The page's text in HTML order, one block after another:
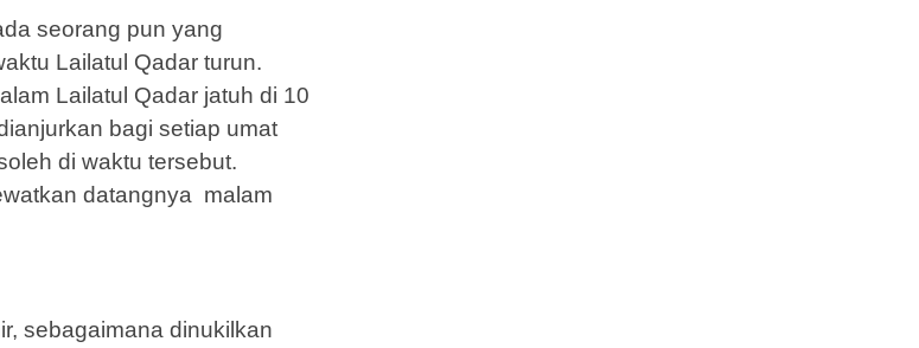
seorang pun yang
Lailatul Qadar turun.
Lailatul Qadar jatuh di 10
bagi setiap umat
di waktu tersebut.
datangnya malam
sebagaimana dinukilkan